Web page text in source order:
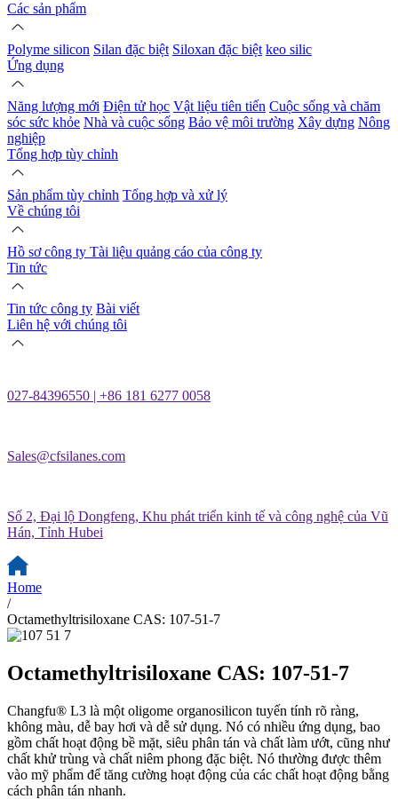
Các sản phẩm
Polyme silicon Silan đặc biệt Siloxan đặc biệt keo silic
Ứng dụng
Năng lượng mới Điện tử học Vật liệu tiên tiến Cuộc sống và chăm
sóc sức khỏe Nhà và cuộc sống Bảo vệ môi trường Xây dựng Nông
nghiệp
Tổng hợp tùy chỉnh
Sản phẩm tùy chỉnh Tổng hợp và xử lý
Về chúng tôi
Hồ sơ công ty Tài liệu quảng cáo của công ty
Tin tức
Tin tức công ty Bài viết
Liên hệ với chúng tôi
027-84396550 | +86 181 6277 0058
Sales@cfsilanes.com
Số 2, Đại lộ Dongfeng, Khu phát triển kinh tế và công nghệ của Vũ
Hán, Tỉnh Hubei
Home
/
Octamethyltrisiloxane CAS: 107-51-7
Octamethyltrisiloxane CAS: 107-51-7
Changfu® L3 là một oligome organosilicon tuyến tính rõ ràng,
không màu, dễ bay hơi và dễ sử dụng. Nó có nhiều ứng dụng, bao
gồm chất hoạt động bề mặt, siêu phân tán và chất làm ướt, cũng như
chất khử trùng và chất niêm phong đặc biệt. Nó thường được thêm
vào mỹ phẩm để tăng cường hoạt động của các chất hoạt động bằng
cách phân tán nhanh.